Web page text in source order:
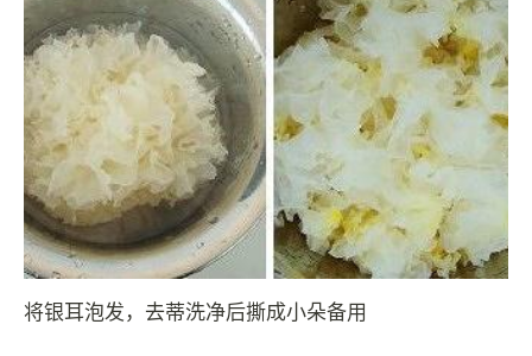
将银耳泡发，去蒂洗净后撕成小朵备用